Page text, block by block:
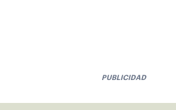
PUBLICIDAD